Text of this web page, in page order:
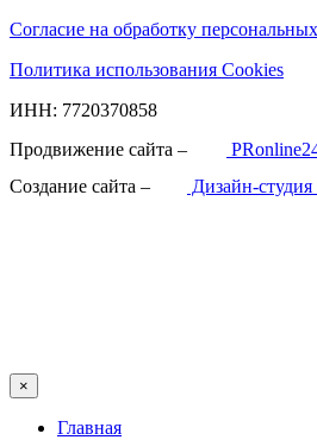
Согласие на обработку
Политика использования Cookies
ИНН: 7720370858
Продвижение сайта –
Создание сайта –
Дизайн-
×
Главная